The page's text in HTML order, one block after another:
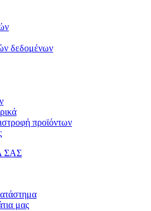
δεδομένων
προϊόντων
ΣΑΣ
μας